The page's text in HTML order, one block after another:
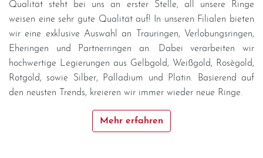
Qualität steht bei uns an erster Stelle, all unsere Ringe
weisen eine sehr gute Qualität auf! In unseren Filialen bieten
wir eine exklusive Auswahl an Trauringen, Verlobungsringen,
Eheringen und Partnerringen an. Dabei verarbeiten wir
hochwertige Legierungen aus Gelbgold, Weißgold, Rosègold,
Rotgold, sowie Silber, Palladium und Platin. Basierend auf
den neusten Trends, kreieren wir immer wieder neue Ringe.
Mehr erfahren